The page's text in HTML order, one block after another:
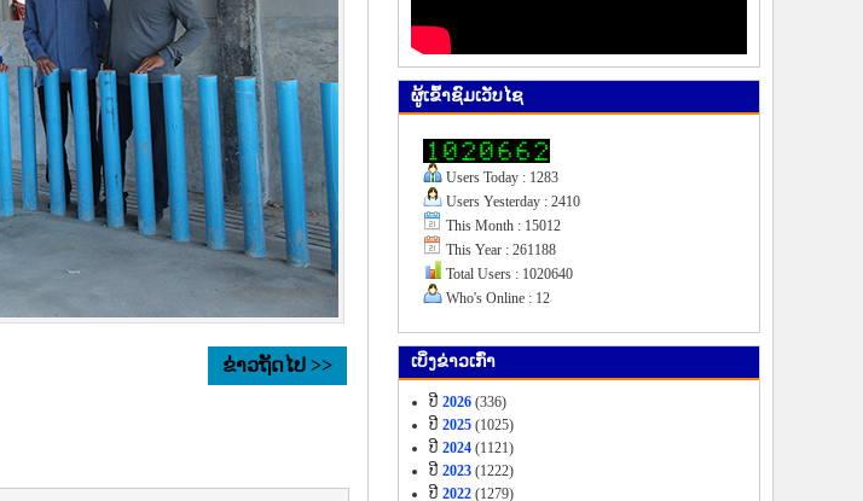
ຂ່າວຖັດໄປ >>
ຜູ້​ເຂົ້າ​ຊົມ​ເວັບ​ໄຊ
Users Today : 1283
Users Yesterday : 2410
This Month : 15012
This Year : 261188
Total Users : 1020640
Who's Online : 12
ເບິ່ງ​ຂ່າວ​ເກົ່າ
ປີ 2026 (336)
ປີ 2025 (1025)
ປີ 2024 (1121)
ປີ 2023 (1222)
ປີ 2022 (1279)